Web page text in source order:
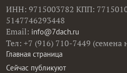
ИНН: 9715003782 КПП:
5147746293448
Email: info@7dach.ru
Тел: +7 (916) 710-7449 (семена
Главная страница
Сейчас публикуют